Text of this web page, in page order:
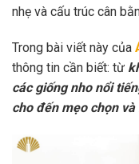
nhẹ và cấu trúc cân
Trong bài viết này của
thông tin cần biết: từ
các giống nho nổi
cho đến mẹo chọn